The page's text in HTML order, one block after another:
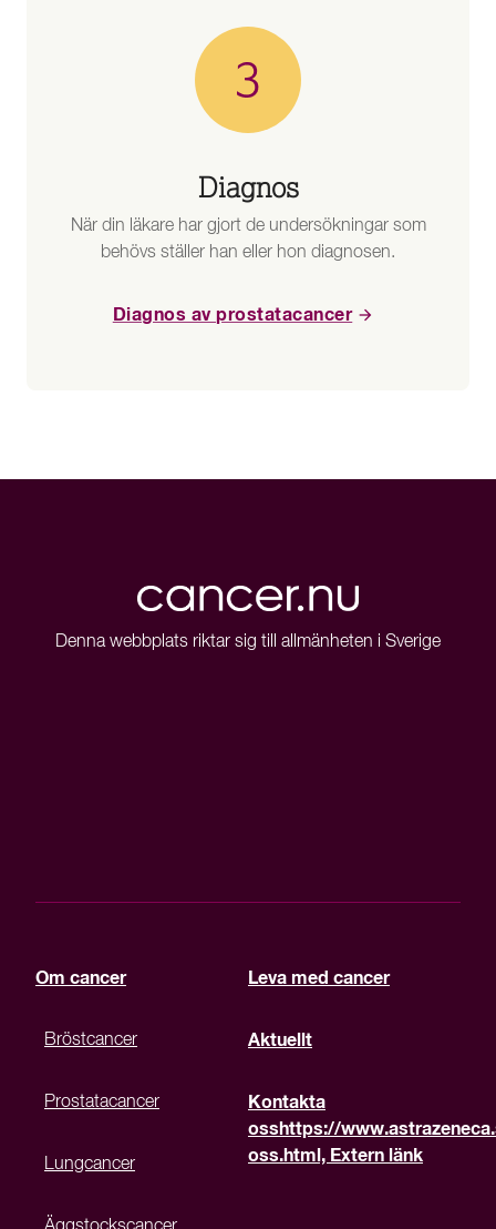
Diagnos
När din läkare har gjort de undersökningar som
behövs ställer han eller hon diagnosen.
Diagnos av prostatacancer
Denna webbplats riktar sig till allmänheten i Sverige
Om cancer
Bröstcancer
Prostatacancer
Lungcancer
Leva med cancer
Aktuellt
Kontakta
oss https://
oss.html, Extern länk